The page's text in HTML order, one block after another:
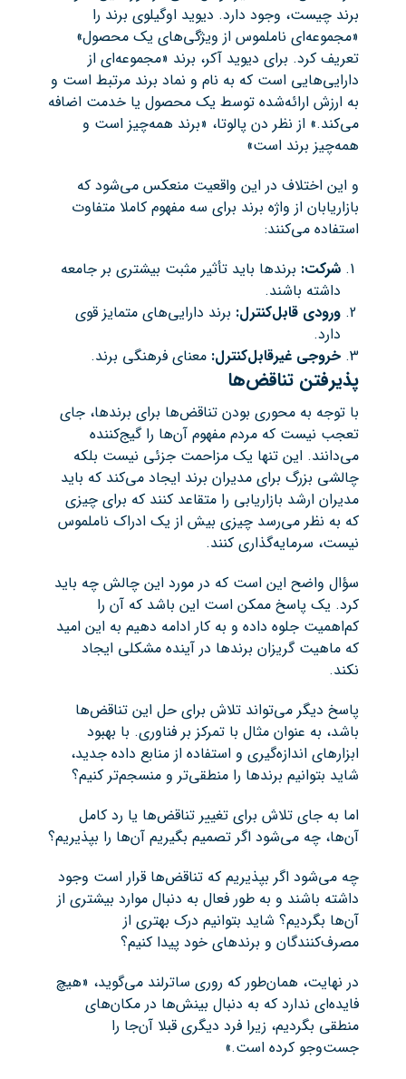
برند چیست، وجود دارد. دیوید اوگیلوی برند را
«مجموعه‌ای ناملموس از ویژگی‌های یک محصول»
تعریف کرد. برای دیوید آکر، برند «مجموعه‌ای از
دارایی‌هایی است که به نام و نماد برند مرتبط است و
به ارزش ارائه‌شده توسط یک محصول یا خدمت اضافه
می‌کند.» از نظر دن پالوتا، «برند همه‌چیز است و
همه‌چیز برند است»
و این اختلاف در این واقعیت منعکس می‌شود که
بازاریابان از واژه برند برای سه مفهوم کاملا متفاوت
استفاده می‌کنند:
شرکت: برندها باید تأثیر مثبت بیشتری بر جامعه
داشته باشند.
ورودی قابل‌کنترل: برند دارایی‌های متمایز قوی
دارد.
خروجی غیرقابل‌کنترل: معنای فرهنگی برند.
پذیرفتن تناقض‌ها
با توجه به محوری بودن تناقض‌ها برای برندها، جای
تعجب نیست که مردم مفهوم آن‌ها را گیج‌کننده
می‌دانند. این تنها یک مزاحمت جزئی نیست بلکه
چالشی بزرگ برای مدیران برند ایجاد می‌کند که باید
مدیران ارشد بازاریابی را متقاعد کنند که برای چیزی
که به نظر می‌رسد چیزی بیش از یک ادراک ناملموس
نیست، سرمایه‌گذاری کنند.
سؤال واضح این است که در مورد این چالش چه باید
کرد. یک پاسخ ممکن است این باشد که آن را
کم‌اهمیت جلوه داده و به کار ادامه دهیم به این امید
که ماهیت گریزان برندها در آینده مشکلی ایجاد
نکند.
پاسخ دیگر می‌تواند تلاش برای حل این تناقض‌ها
باشد، به عنوان مثال با تمرکز بر فناوری. با بهبود
ابزارهای اندازه‌گیری و استفاده از منابع داده جدید،
شاید بتوانیم برندها را منطقی‌تر و منسجم‌تر کنیم؟
اما به جای تلاش برای تغییر تناقض‌ها یا رد کامل
آن‌ها، چه می‌شود اگر تصمیم بگیریم آن‌ها را بپذیریم؟
چه می‌شود اگر بپذیریم که تناقض‌ها قرار است وجود
داشته باشند و به طور فعال به دنبال موارد بیشتری از
آن‌ها بگردیم؟ شاید بتوانیم درک بهتری از
مصرف‌کنندگان و برندهای خود پیدا کنیم؟
در نهایت، همان‌طور که روری ساترلند می‌گوید، «هیچ
فایده‌ای ندارد که به دنبال بینش‌ها در مکان‌های
منطقی بگردیم، زیرا فرد دیگری قبلا آن‌جا را
جست‌وجو کرده است.»